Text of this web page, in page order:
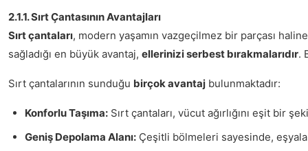
2.1.1. Sırt Çantasının Avantajları
Sırt çantaları, modern yaşamın vazgeçilmez bir parçası
sağladığı en büyük avantaj, ellerinizi serbest bırakmalarıdır.
Sırt çantalarının sunduğu birçok avantaj bulunmaktadır:
Konforlu Taşıma: Sırt çantaları, vücut ağırlığını eşit bir
Geniş Depolama Alanı: Çeşitli bölmeleri sayesinde,